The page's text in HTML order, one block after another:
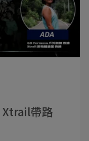
Xtrail帶路